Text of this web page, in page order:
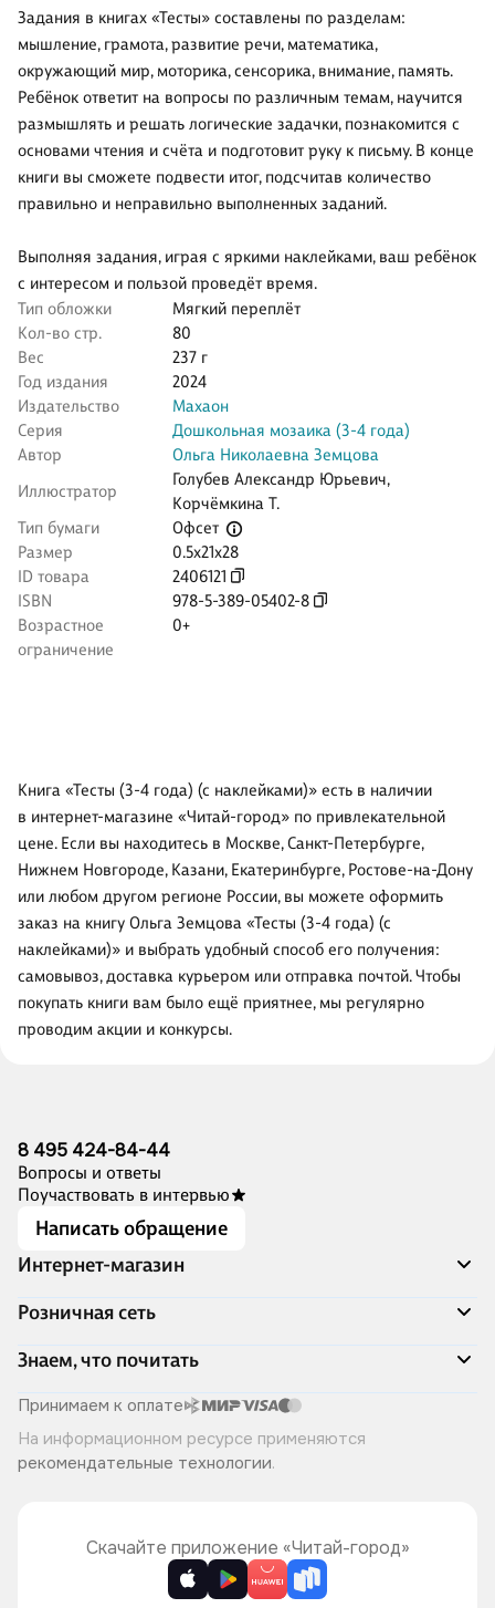
Задания в книгах «Тесты» составлены по разделам:
мышление, грамота, развитие речи, математика,
окружающий мир, моторика, сенсорика, внимание, память.
Ребёнок ответит на вопросы по различным темам, научится
размышлять и решать логические задачки, познакомится с
основами чтения и счёта и подготовит руку к письму. В конце
книги вы сможете подвести итог, подсчитав количество
правильно и неправильно выполненных заданий.
Выполняя задания, играя с яркими наклейками, ваш ребёнок
с интересом и пользой проведёт время.
Тип обложки
Мягкий переплёт
Кол-во стр.
80
Вес
237 г
Год издания
2024
Издательство
Махаон
Серия
Дошкольная мозаика (3-4 года)
Автор
Ольга Николаевна Земцова
Иллюстратор
Голубев Александр Юрьевич,
Корчёмкина Т.
Тип бумаги
Офсет
Размер
0.5x21x28
ID товара
2406121
ISBN
978-5-389-05402-8
Возрастное
ограничение
0+
Книга «Тесты (3-4 года) (с наклейками)» есть в наличии
в интернет-магазине «Читай-город» по привлекательной
цене. Если вы находитесь в Москве, Санкт-Петербурге,
Нижнем Новгороде, Казани, Екатеринбурге, Ростове-на-Дону
или любом другом регионе России, вы можете оформить
заказ на книгу Ольга Земцова «Тесты (3-4 года) (с
наклейками)» и выбрать удобный способ его получения:
самовывоз, доставка курьером или отправка почтой. Чтобы
покупать книги вам было ещё приятнее, мы регулярно
проводим акции и конкурсы.
8 495 424-84-44
Вопросы и ответы
Поучаствовать в интервью
Написать обращение
Интернет-магазин
Акции
Доставка и оплата
Программа лояльности
Подарочные сертификаты
Правила продажи
Политика конфиденциальности
Розничная сеть
Адреса магазинов
О компании
Хотите у нас работать?
Знаем, что почитать
Скоро в продаже
Лучшие из лучших
Читай-журнал
Принимаем к оплате
На информационном ресурсе применяются
рекомендательные технологии.
Скачайте приложение «Читай-город»